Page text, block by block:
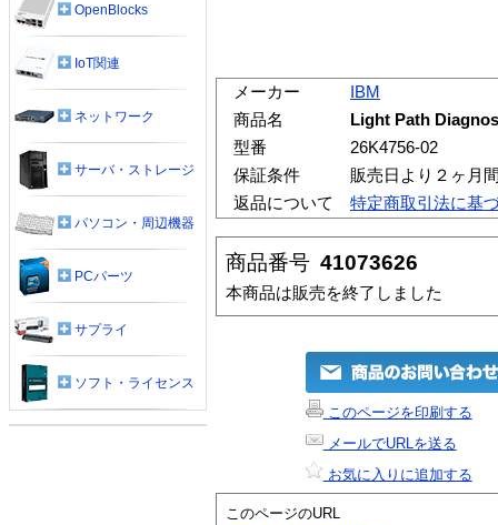
メーカー
IBM
商品名
Light Path
型番
26K4756-02
保証条件
販売日より２ヶ月
返品について
特定商取引法に基
商品番号 41073626
本商品は販売を終了しました
このページを印刷する
メールでURLを送る
お気に入りに追加する
このページのURL
OpenBlocks
IoT関連
ネットワーク
サーバ・ストレージ
パソコン・周辺機器
PCパーツ
サプライ
ソフト・ライセンス